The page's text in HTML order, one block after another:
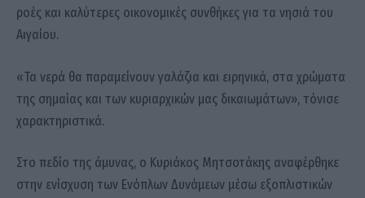
ροές και καλύτερες οικονομικές συνθήκες για τα νησιά του
Αιγαίου.
«Τα νερά θα παραμείνουν γαλάζια και ειρηνικά, στα χρώματα
της σημαίας και των κυριαρχικών μας δικαιωμάτων», τόνισε
χαρακτηριστικά.
Στο πεδίο της άμυνας, ο Κυριάκος Μητσοτάκης αναφέρθηκε
στην ενίσχυση των Ενόπλων Δυνάμεων μέσω εξοπλιστικών